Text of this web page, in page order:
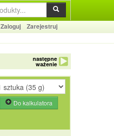
Zaloguj
Zarejestruj
następne
ważenie
Do kalkulatora